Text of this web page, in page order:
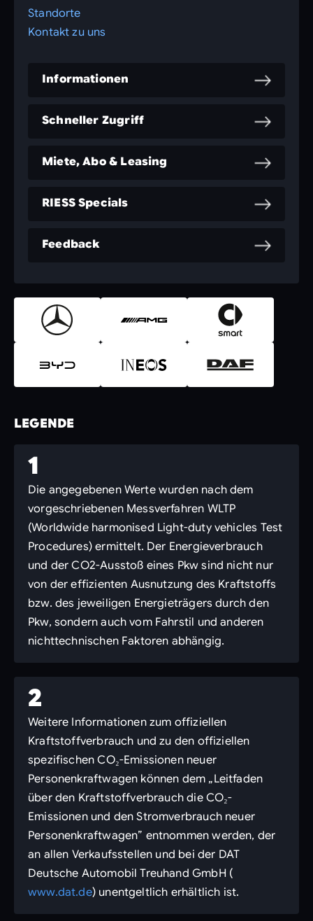
Standorte
Kontakt zu uns
Informationen
Schneller Zugriff
Miete, Abo & Leasing
RIESS Specials
Feedback
LEGENDE
1
Die angegebenen Werte wurden nach dem
vorgeschriebenen Messverfahren WLTP
(Worldwide harmonised Light-duty vehicles Test
Procedures) ermittelt. Der Energieverbrauch
und der CO2-Ausstoß eines Pkw sind nicht nur
von der effizienten Ausnutzung des Kraftstoffs
bzw. des jeweiligen Energieträgers durch den
Pkw, sondern auch vom Fahrstil und anderen
nichttechnischen Faktoren abhängig.
2
Weitere Informationen zum offiziellen
Kraftstoffverbrauch und zu den offiziellen
spezifischen CO₂-Emissionen neuer
Personenkraftwagen können dem „Leitfaden
über den Kraftstoffverbrauch die CO₂-
Emissionen und den Stromverbrauch neuer
Personenkraftwagen” entnommen werden, der
an allen Verkaufsstellen und bei der DAT
Deutsche Automobil Treuhand GmbH (
www.dat.de) unentgeltlich erhältlich ist.